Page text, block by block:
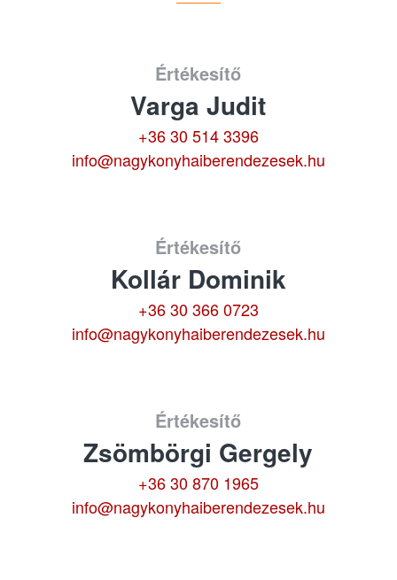
Értékesítő
Varga Judit
+36 30 514 3396
info@nagykonyhaiberendezesek.hu
Értékesítő
Kollár Dominik
+36 30 366 0723
info@nagykonyhaiberendezesek.hu
Értékesítő
Zsömbörgi Gergely
+36 30 870 1965
info@nagykonyhaiberendezesek.hu